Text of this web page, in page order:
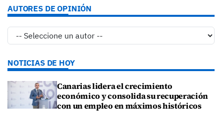
AUTORES DE OPINIÓN
NOTICIAS DE HOY
Canarias lidera el crecimiento
económico y consolida su recuperación
con un empleo en máximos históricos